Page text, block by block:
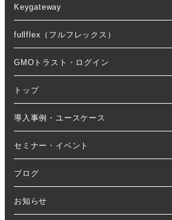
Keygateway
fullflex（フルフレックス）
GMOトラスト・ログイン
トップ
導入事例・ユースケース
セミナー・イベント
ブログ
お知らせ